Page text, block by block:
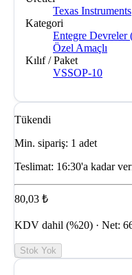
Texas Instruments
Kategori
Entegre Devreler
Özel Amaçlı
Kılıf / Paket
VSSOP-10
Tükendi
Min. sipariş: 1 adet
Teslimat: 16:30'a kadar
80,03 ₺
KDV dahil (%20) · Net:
Stok Yok